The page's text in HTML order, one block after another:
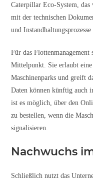
Caterpillar Eco-System, das
mit der technischen
und
Für das
Mittelpunkt. Sie erlaubt
Maschinenparks und greift
Daten können künftig auch
ist es möglich, über den
zu bestellen, wenn die
signalisieren.
Nachwuchs
Schließlich nutzt das